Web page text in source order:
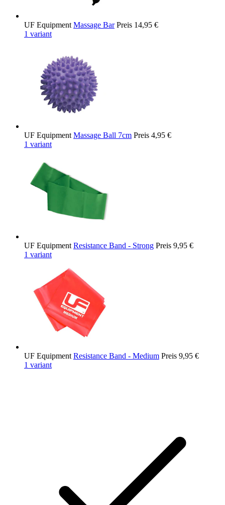
UF Equipment Massage Bar Preis 14,95 €
1 variant
UF Equipment Massage Ball 7cm Preis 4,95 €
1 variant
UF Equipment Resistance Band - Strong Preis 9,95 €
1 variant
UF Equipment Resistance Band - Medium Preis 9,95 €
1 variant